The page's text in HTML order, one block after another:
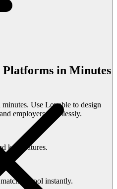
in Minutes
Use Lovable to design
employers seamlessly.
key features.
tool instantly.